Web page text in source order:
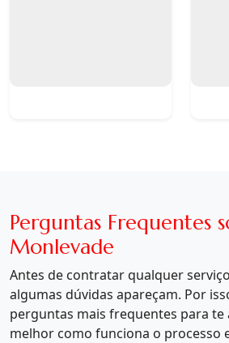
Perguntas Frequentes
Monlevade
Antes de contratar qualquer
algumas dúvidas apareçam. Por
perguntas mais frequentes para
melhor como funciona o processo